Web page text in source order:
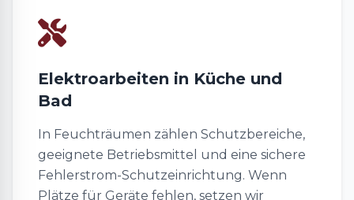
Elektroarbeiten in Küche und
Bad
In Feuchträumen zählen Schutzbereiche,
geeignete Betriebsmittel und eine sichere
Fehlerstrom-Schutzeinrichtung. Wenn
Plätze für Geräte fehlen, setzen wir